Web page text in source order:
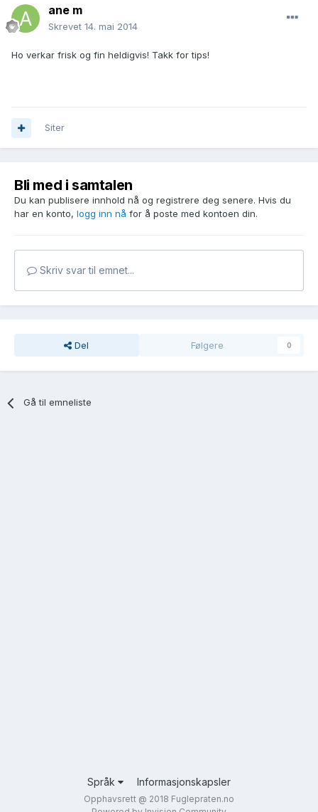
ane m
Skrevet 14. mai 2014
Ho verkar frisk og fin heldigvis! Takk for tips!
Siter
Bli med i samtalen
Du kan publisere innhold nå og registrere deg senere. Hvis du
har en konto, logg inn nå for å poste med kontoen din.
Skriv svar til emnet...
Del Følgere 0
Gå til emneliste
Språk Informasjonskapsler
Opphavsrett @ 2018 Fuglepraten.no